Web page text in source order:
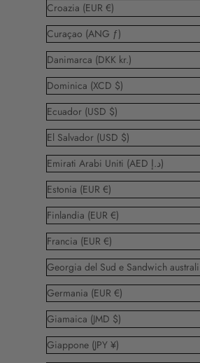
Croazia (EUR €)
Curaçao (ANG ƒ)
Danimarca (DKK kr.)
Dominica (XCD $)
Ecuador (USD $)
El Salvador (USD $)
Emirati Arabi Uniti (AED د.إ)
Estonia (EUR €)
Finlandia (EUR €)
Francia (EUR €)
Germania (EUR €)
Giamaica (JMD $)
Giappone (JPY ¥)